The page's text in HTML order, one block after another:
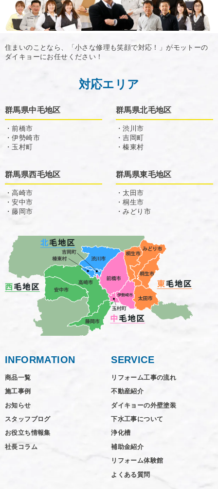
住まいのことなら、「小さな修理も笑顔で対応！」がモットーの
ダイキョーにお任せください！
対応エリア
群馬県中毛地区
・前橋市
・伊勢崎市
・玉村町
群馬県北毛地区
・渋川市
・吉岡町
・榛東村
群馬県西毛地区
・高崎市
・安中市
・藤岡市
群馬県東毛地区
・太田市
・桐生市
・みどり市
INFORMATION
商品一覧
施工事例
お知らせ
スタッフブログ
お役立ち情報集
社長コラム
SERVICE
リフォーム工事の流れ
不動産紹介
ダイキョーの外壁塗装
下水工事について
浄化槽
補助金紹介
リフォーム体験館
よくある質問